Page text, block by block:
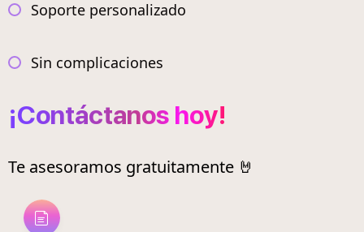
Soporte personalizado
Sin complicaciones
¡Contáctanos hoy!
Te asesoramos gratuitamente 🤘